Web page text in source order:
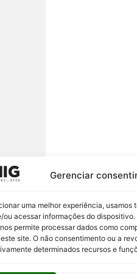
Gerenciar
uma melhor experiência, usamos
ou acessar informações do
permite processar dados como
site. O não consentimento ou a
determinados recursos e